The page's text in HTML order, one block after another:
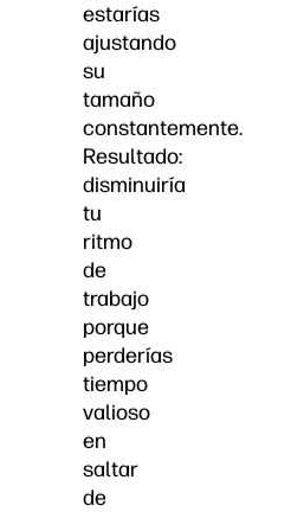
estarías
ajustando
su
tamaño
constantemente.
Resultado:
disminuiría
tu
ritmo
de
trabajo
porque
perderías
tiempo
valioso
en
saltar
de